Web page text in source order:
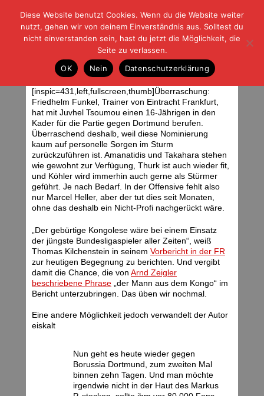
| | |BLOG-GFußball und der Rest
HOME|REGELN|IMPRESSUM |DATENSCHUTZ
10.11.07: Dortmund – Frankfurt
Samstag, 10.11.07 | 06:11 Uhr
[inspic=431,left,fullscreen,thumb]Überraschung:
Friedhelm Funkel, Trainer von Eintracht Frankfurt,
hat mit Juvhel Tsoumou einen 16-Jährigen in den
Kader für die Partie gegen Dortmund berufen.
Überraschend deshalb, weil diese Nominierung
kaum auf personelle Sorgen im Sturm
zurückzuführen ist. Amanatidis und Takahara stehen
wie gewohnt zur Verfügung, Thurk ist auch wieder fit,
und Köhler wird immerhin auch gerne als Stürmer
geführt. Je nach Bedarf. In der Offensive fehlt also
nur Marcel Heller, aber der tut dies seit Monaten,
ohne das deshalb ein Nicht-Profi nachgerückt wäre.
„Der gebürtige Kongolese wäre bei einem Einsatz
der jüngste Bundesligaspieler aller Zeiten“, weiß
Thomas Kilchenstein in seinem Vorbericht in der FR
zur heutigen Begegnung zu berichten. Und vergibt
damit die Chance, die von Arnd Zeigler
beschriebene Phrase „der Mann aus dem Kongo“ im
Bericht unterzubringen. Das üben wir nochmal.
Eine andere Möglichkeit jedoch verwandelt der Autor
eiskalt
Nun geht es heute wieder gegen
Borussia Dortmund, zum zweiten Mal
binnen zehn Tagen. Und man möchte
irgendwie nicht in der Haut des Markus
Diese Website benutzt Cookies. Wenn du die Website weiter
nutzt, gehen wir von deinem Einverständnis aus. Solltest du
nicht einverstanden sein, hast du jetzt die Möglichkeit, die
Seite zu verlassen.
OK
Nein Datenschutzerklärung